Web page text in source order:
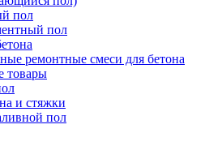
пол
пол
ремонтные смеси для бетона
товары
и стяжки
пол